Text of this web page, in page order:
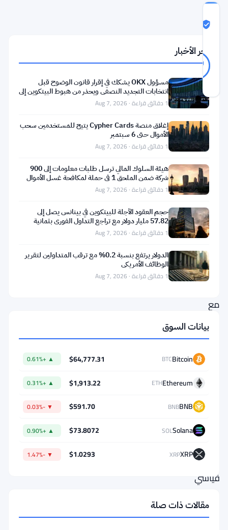
79
%
Likely
Real
أصوات
آخر تحديث 2 أشهر مضت
يتحرك
رمز
Chainlink.
حيث
يستقر
LINK
عند
$7.94،
تغيير،
مع
كأس
العالم
2026
حجم
رهانات
لامركزية
قياسي
المنصات
آخر الأخبار
مسؤول OKX يشكك في إقرار قانون الوضوح قبل
انتخابات التجديد النصفي ويحذر من هبوط البيتكوين إلى
55 ألف دولار1 دقائق قراءة · Aug 7, 2026
إغلاق منصة Cypher Cards يتيح للمستخدمين سحب
الأموال حتى 6 سبتمبر
1 دقائق قراءة · Aug 7, 2026
هيئة السلوك المالي ترسل طلبات معلومات إلى 900
شركة ضمن الملحق 1 في حملة لمكافحة غسل الأموال
1 دقائق قراءة · Aug 7, 2026
حجم العقود الآجلة للبيتكوين في بينانس يصل إلى
57.82 مليار دولار مع تراجع التداول الفوري بثمانية
أضعاف1 دقائق قراءة · Aug 7, 2026
الدولار يرتفع بنسبة 0.2% مع ترقب المتداولين لتقرير
الوظائف الأمريكي
1 دقائق قراءة · Aug 7, 2026
بيانات السوق
Bitcoin
BTC
$64,777.31
▲ +0.61%
Ethereum
ETH
$1,913.22
▲ +0.31%
BNB
BNB
$591.70
▼ -0.03%
Solana
SOL
$73.8072
▲ +0.90%
XRP
XRP
$1.0293
▼ -1.47%
مقالات ذات صلة